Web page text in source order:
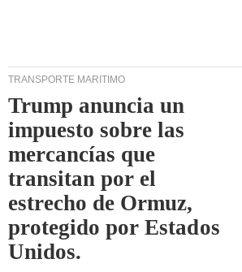
TRANSPORTE MARÍTIMO
Trump anuncia un
impuesto sobre las
mercancías que
transitan por el
estrecho de Ormuz,
protegido por Estados
Unidos.